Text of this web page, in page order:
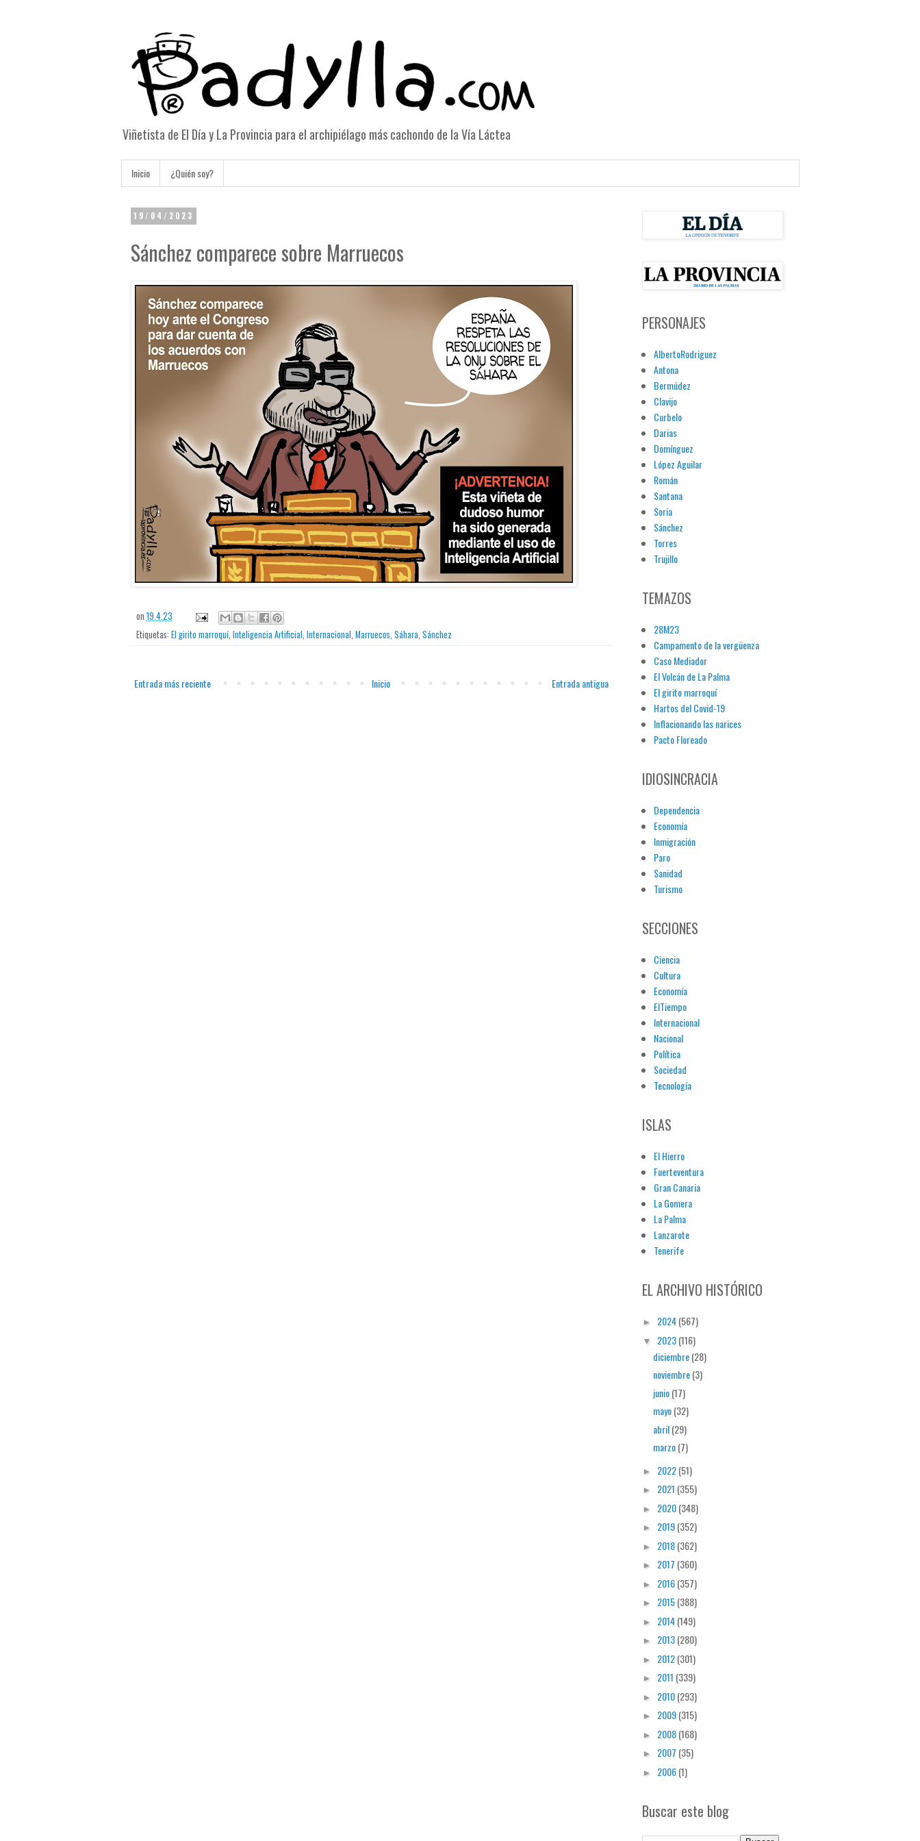
Viñetista de El Día y La Provincia para el archipiélago más cachondo de la Vía Láctea
Inicio ¿Quién soy?
19/04/2023
Sánchez comparece sobre Marruecos
on 19.4.23
Etiquetas: El girito marroquí, Inteligencia Artificial, Internacional, Marruecos, Sáhara, Sánchez
Entrada más reciente Entrada antigua
Inicio
PERSONAJES
AlbertoRodriguez
Antona
Bermúdez
Clavijo
Curbelo
Darias
Domínguez
López Aguilar
Román
Santana
Soria
Sánchez
Torres
Trujillo
TEMAZOS
28M23
Campamento de la vergüenza
Caso Mediador
El Volcán de La Palma
El girito marroquí
Hartos del Covid-19
Inflacionando las narices
Pacto Floreado
IDIOSINCRACIA
Dependencia
Economía
Inmigración
Paro
Sanidad
Turismo
SECCIONES
Ciencia
Cultura
Economía
ElTiempo
Internacional
Nacional
Política
Sociedad
Tecnología
ISLAS
El Hierro
Fuerteventura
Gran Canaria
La Gomera
La Palma
Lanzarote
Tenerife
EL ARCHIVO HISTÓRICO
► 2024(567)
▼ 2023(116)
diciembre(28)
noviembre(3)
junio(17)
mayo(32)
abril(29)
marzo(7)
► 2022(51)
► 2021 (355)
► 2020(348)
► 2019(352)
► 2018(362)
► 2017 (360)
► 2016(357)
► 2015(388)
► 2014(149)
► 2013(280)
► 2012(301)
► 2011 (339)
► 2010(293)
► 2009(315)
► 2008(168)
► 2007 (35)
► 2006(1)
Buscar este blog